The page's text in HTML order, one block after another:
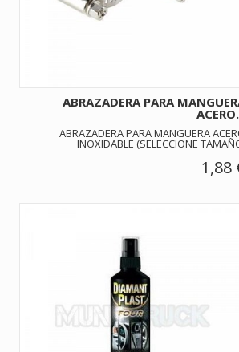
ABRAZADERA PARA
ABRAZADERA PARA MANGUERA
INOXIDABLE (SELECCIONE
1,88